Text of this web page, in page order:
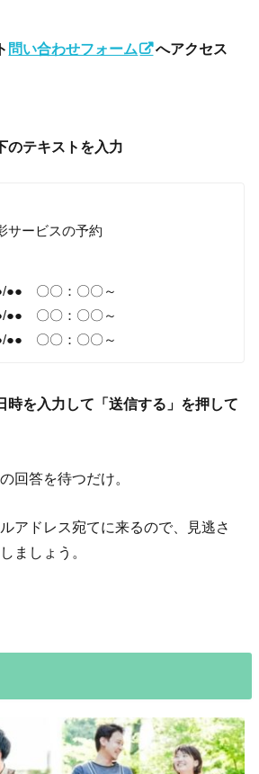
問い合わせフォーム へアクセス
のテキストを入力
サービスの予約
●● 〇〇：〇〇～
●● 〇〇：〇〇～
●● 〇〇：〇〇～
時を入力して「送信する」を押して
回答を待つだけ。
アドレス宛てに来るので、見逃さ
ましょう。